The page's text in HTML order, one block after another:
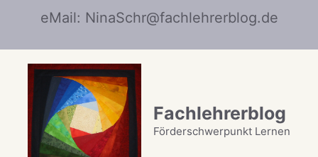
eMail: NinaSchr@fachlehrerblog.de
Fachlehrerblog
Förderschwerpunkt Lernen